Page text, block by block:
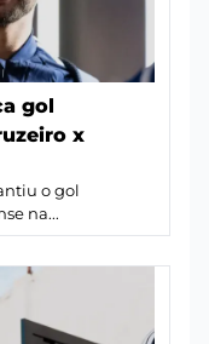
gol
x
o gol
na...